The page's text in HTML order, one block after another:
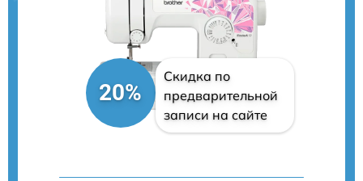
20%
Скидка по
предварительной
записи на сайте